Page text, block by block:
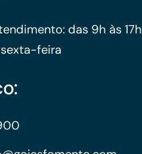
das 9h às 17h
feira